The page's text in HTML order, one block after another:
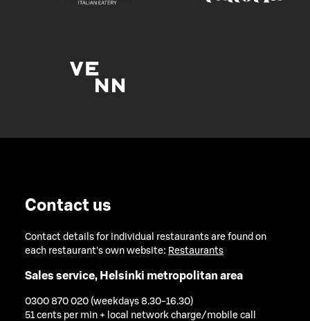
Contact us
Contact details for individual restaurants are found on
each restaurant's own website: Restaurants
Sales service, Helsinki metropolitan area
0300 870 020 (weekdays 8.30-16.30)
51 cents per min + local network charge/mobile call